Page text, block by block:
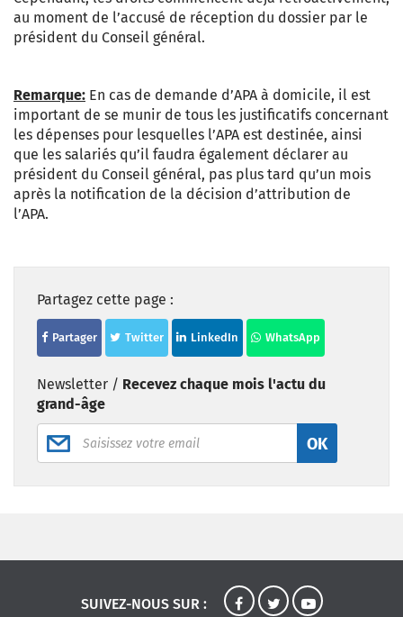
au moment de l’accusé de réception du dossier par le
président du Conseil général.
Remarque: En cas de demande d’APA à domicile, il est
important de se munir de tous les justificatifs concernant
les dépenses pour lesquelles l’APA est destinée, ainsi
que les salariés qu’il faudra également déclarer au
président du Conseil général, pas plus tard qu’un mois
après la notification de la décision d’attribution de
l’APA.
Partagez cette page :
Partager Twitter LinkedIn WhatsApp
Newsletter / Recevez chaque mois l'actu du
grand-âge
OK
SUIVEZ-NOUS SUR :